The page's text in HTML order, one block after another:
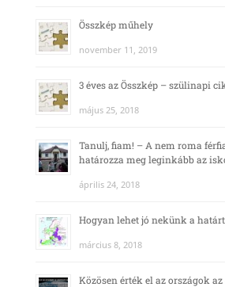
Összkép műhely
november 11, 2019
3 éves az Összkép – szülinapi
május 25, 2018
Tanulj, fiam! – A nem roma
határozza meg leginkább az
április 24, 2018
Hogyan lehet jó nekünk a
március 8, 2018
Közösen érték el az országok